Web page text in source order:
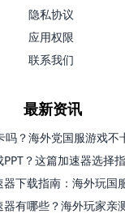
隐私协议
应用权限
联系我们
最新资讯
吗？海外党国服游戏不